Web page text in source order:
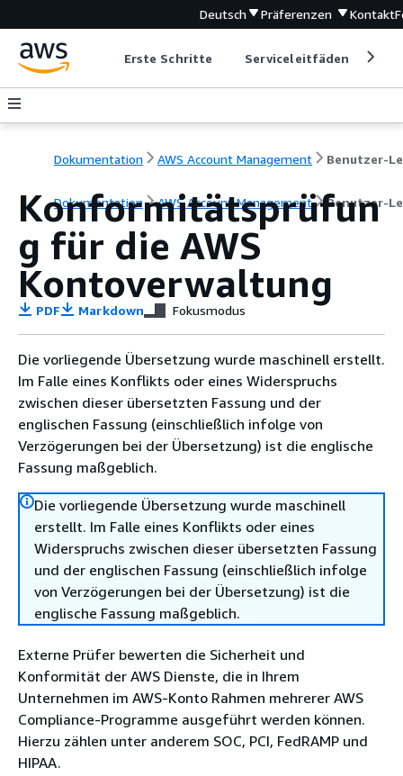
Deutsch Präferenzen Kontakt
Erste Schritte Serviceleitfäden
Dokumentation AWS Account Management
Dokumentation AWS Account Management Benutzer-
Konformitätsprüfun
g für die AWS
Kontoverwaltung
PDF Markdown Fokusmodus
Die vorliegende Übersetzung wurde maschinell erstellt.
Im Falle eines Konflikts oder eines Widerspruchs
zwischen dieser übersetzten Fassung und der
englischen Fassung (einschließlich infolge von
Verzögerungen bei der Übersetzung) ist die englische
Fassung maßgeblich.
Die vorliegende Übersetzung wurde maschinell
erstellt. Im Falle eines Konflikts oder eines
Widerspruchs zwischen dieser übersetzten Fassung
und der englischen Fassung (einschließlich infolge
von Verzögerungen bei der Übersetzung) ist die
englische Fassung maßgeblich.
Externe Prüfer bewerten die Sicherheit und
Konformität der AWS Dienste, die in Ihrem
Unternehmen im AWS-Konto Rahmen mehrerer AWS
Compliance-Programme ausgeführt werden können.
Hierzu zählen unter anderem SOC, PCI, FedRAMP und
HIPAA.